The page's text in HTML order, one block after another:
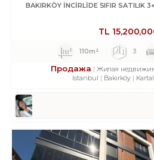
BAKIRKÖY İNCİRLİDE SIFIR SATILIK
TL
110m² 3
Продажа Жилая
Istanbul
Bakırköy